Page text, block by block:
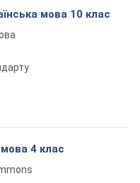
мова 10 клас
4 клас